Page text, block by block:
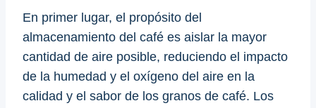
En primer lugar, el propósito del
almacenamiento del café es aislar la mayor
cantidad de aire posible, reduciendo el impacto
de la humedad y el oxígeno del aire en la
calidad y el sabor de los granos de café. Los